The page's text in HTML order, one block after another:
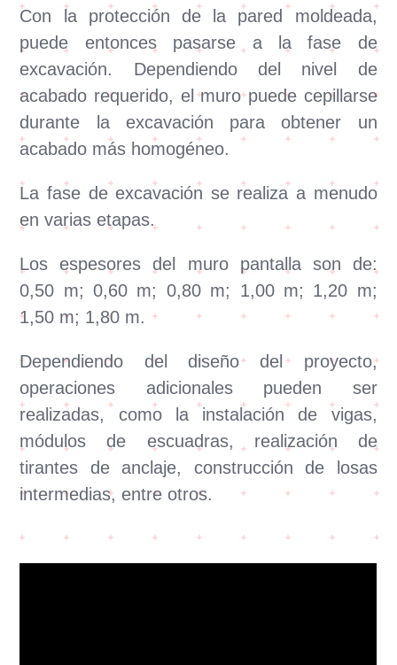
Con la protección de la pared moldeada,
puede entonces pasarse a la fase de
excavación. Dependiendo del nivel de
acabado requerido, el muro puede cepillarse
durante la excavación para obtener un
acabado más homogéneo.
La fase de excavación se realiza a menudo
en varias etapas.
Los espesores del muro pantalla son de:
0,50 m; 0,60 m; 0,80 m; 1,00 m; 1,20 m;
1,50 m; 1,80 m.
Dependiendo del diseño del proyecto,
operaciones adicionales pueden ser
realizadas, como la instalación de vigas,
módulos de escuadras, realización de
tirantes de anclaje, construcción de losas
intermedias, entre otros.